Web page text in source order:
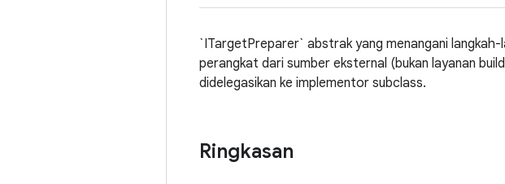
`ITargetPreparer` abstrak yang menangani
perangkat dari sumber eksternal (bukan layanan
didelegasikan ke implementor subclass.
Ringkasan